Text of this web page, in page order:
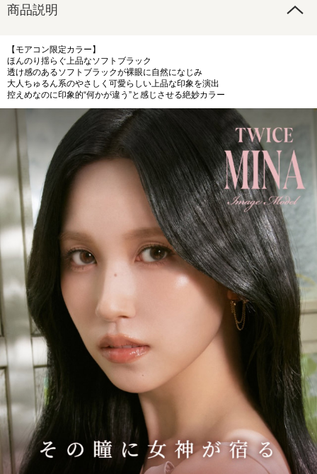
商品説明
【モアコン限定カラー】
ほんのり揺らぐ上品なソフトブラック
透け感のあるソフトブラックが裸眼に自然になじみ
大人ちゅるん系のやさしく可愛らしい上品な印象を演出
控えめなのに印象的“何かが違う”と感じさせる絶妙カラー